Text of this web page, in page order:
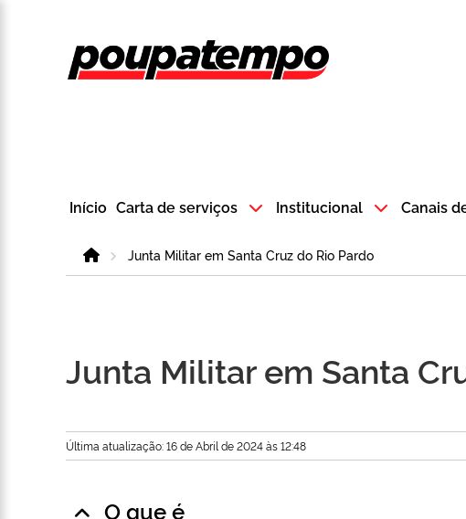
Logo do Poupatempo
Início Carta de serviços Institucional Canais
HomeJunta Militar em Santa Cruz do Rio Pardo
Junta Militar em Santa
Última atualização: 16 de Abril de 2024 às 12:48
O que é